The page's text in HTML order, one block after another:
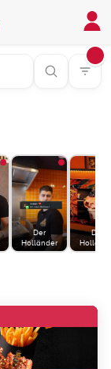
Der
Holländer
Der